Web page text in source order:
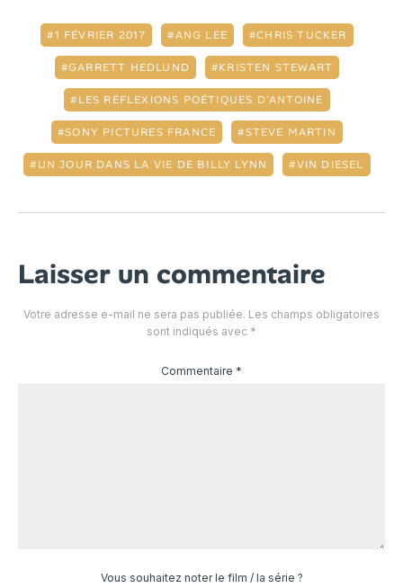
1 FÉVRIER 2017 ANG LEE CHRIS TUCKER
GARRETT HEDLUND KRISTEN STEWART
LES RÉFLEXIONS POÉTIQUES D'ANTOINE
SONY PICTURES FRANCE STEVE MARTIN
UN JOUR DANS LA VIE DE BILLY LYNN VIN DIESEL
Laisser un commentaire
Votre adresse e-mail ne sera pas publiée. Les champs obligatoires
sont indiqués avec *
Commentaire *
Vous souhaitez noter le film / la série ?